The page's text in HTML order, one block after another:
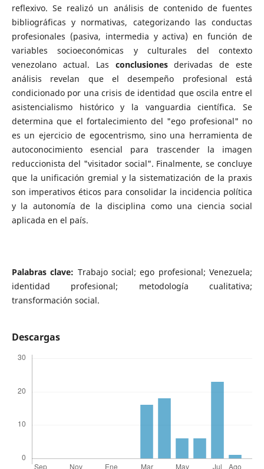
reflexivo. Se realizó un análisis de contenido de fuentes
bibliográficas y normativas, categorizando las conductas
profesionales (pasiva, intermedia y activa) en función de
variables socioeconómicas y culturales del contexto
venezolano actual. Las conclusionesderivadas de este
análisis revelan que el desempeño profesional está
condicionado por una crisis de identidad que oscila entre el
asistencialismo histórico y la vanguardia científica. Se
determina que el fortalecimiento del "ego profesional" no
es un ejercicio de egocentrismo, sino una herramienta de
autoconocimiento esencial para trascender la imagen
reduccionista del "visitador social". Finalmente, se concluye
que la unificación gremial y la sistematización de la praxis
son imperativos éticos para consolidar la incidencia política
y la autonomía de la disciplina como una ciencia social
aplicada en el país.
Palabras clave: Trabajo social; ego profesional; Venezuela;
identidad profesional; metodología cualitativa;
transformación social.
Descargas